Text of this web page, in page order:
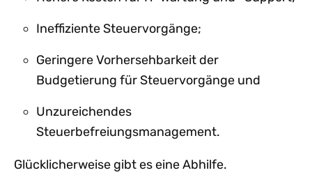
Ineffiziente Steuervorgänge;
Geringere Vorhersehbarkeit der
Budgetierung für Steuervorgänge und
Unzureichendes
Steuerbefreiungsmanagement.
Glücklicherweise gibt es eine Abhilfe.